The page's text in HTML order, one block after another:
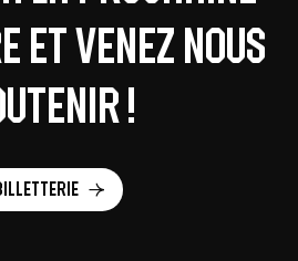
et venez nous
!